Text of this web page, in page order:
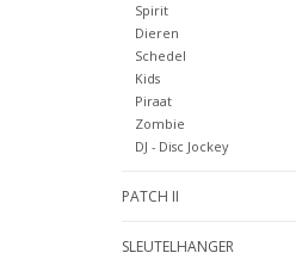
Spirit
Dieren
Schedel
Kids
Piraat
Zombie
DJ - Disc Jockey
PATCH II
SLEUTELHANGER